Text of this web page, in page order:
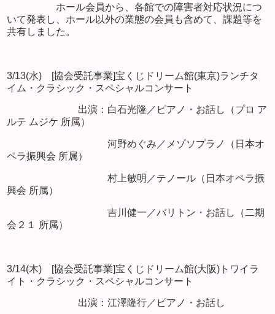
ホール会員から、各館での障害者対応状況につ
いて発表し、ホール以外の業態の会員も含めて、課題等を
共有しました。
3/13(水) [協会受託事業]宝くじドリーム館(東京)ランチタ
イム・クラシック・スペシャルコンサート
出演：白石光隆／ピアノ・お話し（プロ ア
ルテ ムジケ 所属）
河野めぐみ／メゾソプラノ（日本オ
ペラ振興会 所属）
村上敏明／テノール（日本オペラ振
興会 所属）
吉川健一／バリトン・お話し（二期
会２１ 所属）
3/14(木) [協会受託事業]宝くじドリーム館(大阪)トワイラ
イト・クラシック・スペシャルコンサート
出演：江澤隆行／ピアノ・お話し